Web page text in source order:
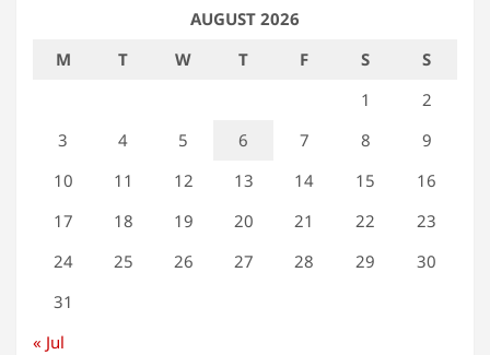
AUGUST 2026
M
T W T F S
S
1
2
3
4 5 6 7 8
9
10
11 12 13 14 15
16
17
18 19 20 21 22
23
24
25 26 27 28 29
30
31
« Jul